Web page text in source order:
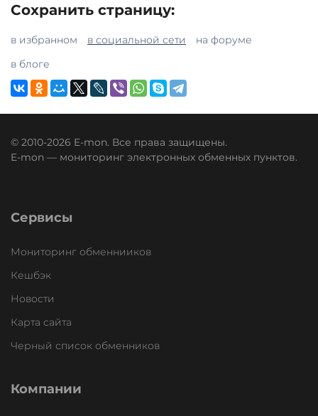
Сохранить страницу:
в избранном в социальной сети
на форуме
в блоге
© 2010-2026 E-mon. Все права защищены.
E-mon — мониторинг электронных обменных пунктов.
Сервисы
Мониторинг обменнииков
Кешбэк
Новости
Карта сайта
Черный список обменников
Компании